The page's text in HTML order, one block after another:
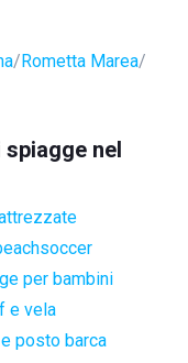
Rometta Marea
nel
per bambini
e vela
posto barca